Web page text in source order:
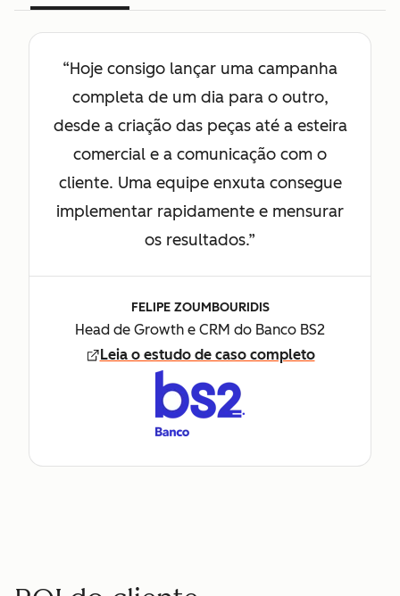
“Hoje consigo lançar uma campanha
completa de um dia para o outro,
desde a criação das peças até a esteira
comercial e a comunicação com o
cliente. Uma equipe enxuta consegue
implementar rapidamente e mensurar
os resultados.”
FELIPE ZOUMBOURIDIS
Head de Growth e CRM do Banco BS2
Leia o estudo de caso completo